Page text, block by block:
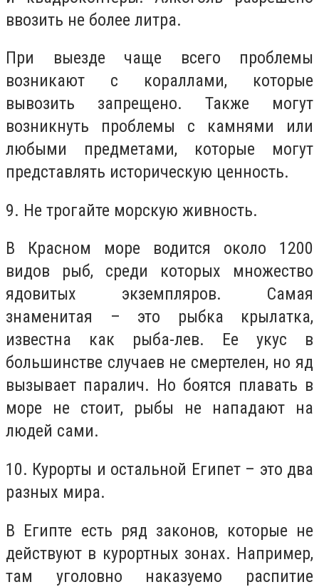
ввозить не более литра.
При выезде чаще всего проблемы
возникают с кораллами, которые
вывозить запрещено. Также могут
возникнуть проблемы с камнями или
любыми предметами, которые могут
представлять историческую ценность.
9. Не трогайте морскую живность.
В Красном море водится около 1200
видов рыб, среди которых множество
ядовитых экземпляров. Самая
знаменитая – это рыбка крылатка,
известна как рыба-лев. Ее укус в
большинстве случаев не смертелен, но яд
вызывает паралич. Но боятся плавать в
море не стоит, рыбы не нападают на
людей сами.
10. Курорты и остальной Египет – это два
разных мира.
В Египте есть ряд законов, которые не
действуют в курортных зонах. Например,
там уголовно наказуемо распитие